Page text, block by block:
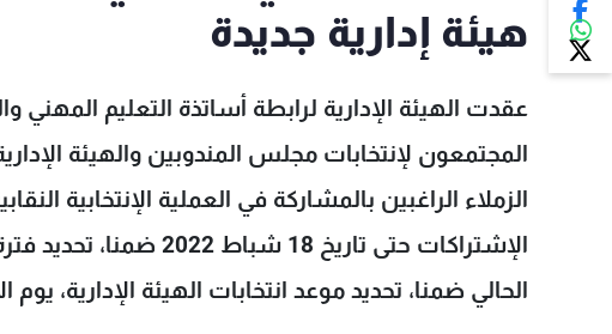
هيئة إدارية جديدة
عقدت الهيئة الإدارية لرابطة أساتذة التعليم
المجتمعون لإنتخابات مجلس المندوبين والهيئة
الزملاء الراغبين بالمشاركة في العملية الإنتخابية
الحالي ضمنا، تحديد موعد انتخابات الهيئة الإدارية، يوم الأحد